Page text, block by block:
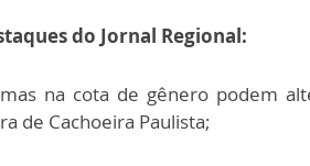
do Jornal Regional:
na cota de gênero podem
de Cachoeira Paulista;